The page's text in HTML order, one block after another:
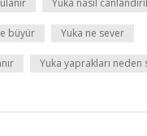
Yuka nasıl
büyür Yuka ne sever
Yuka yaprakları neden